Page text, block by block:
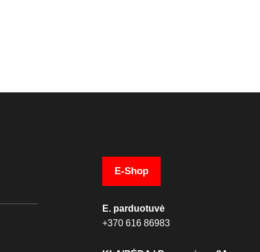
E-Shop
E. parduotuvė
+370 616 86983